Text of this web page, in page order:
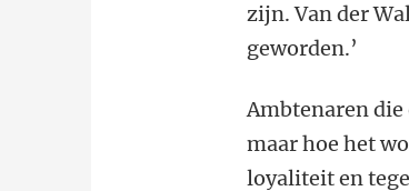
zijn. Van der
geworden.’
Ambtenaren
maar hoe het
loyaliteit en